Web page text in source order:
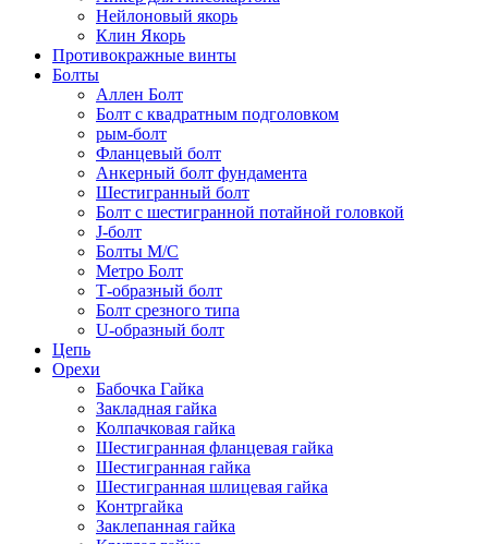
Нейлоновый якорь
Клин Якорь
Противокражные винты
Болты
Аллен Болт
Болт с квадратным подголовком
рым-болт
Фланцевый болт
Анкерный болт фундамента
Шестигранный болт
Болт с шестигранной потайной головкой
J-болт
Болты М/С
Метро Болт
Т-образный болт
Болт срезного типа
U-образный болт
Цепь
Орехи
Бабочка Гайка
Закладная гайка
Колпачковая гайка
Шестигранная фланцевая гайка
Шестигранная гайка
Шестигранная шлицевая гайка
Контргайка
Заклепанная гайка